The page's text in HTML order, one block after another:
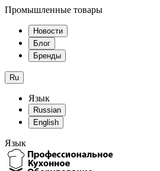
Промышленные товары
Новости
Блог
Бренды
Ru
Язык
Russian
English
Язык